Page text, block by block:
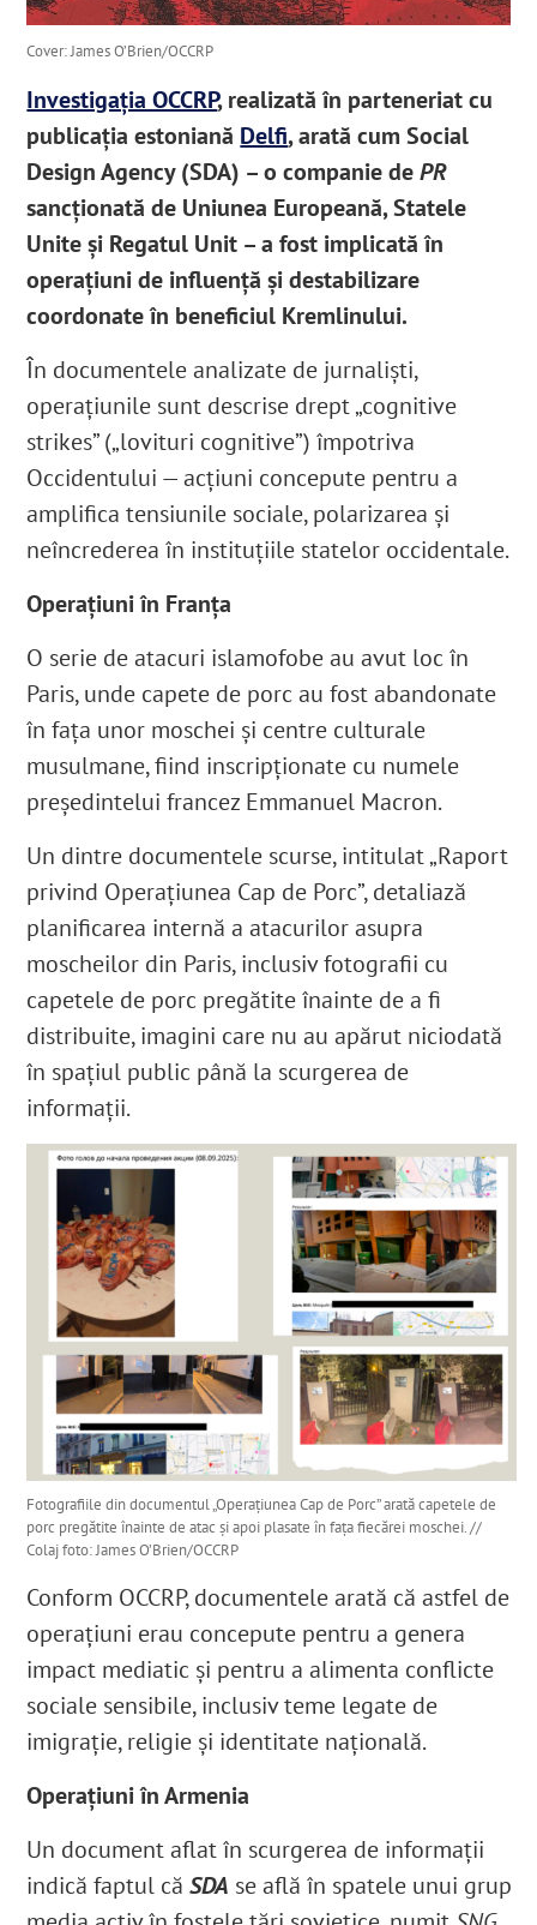
Cover: James O’Brien/OCCRP
Investigația OCCRP, realizată în parteneriat cu
publicația estoniană Delfi, arată cum Social
Design Agency (SDA) – o companie dePR
sancționată de Uniunea Europeană, Statele
Unite şi Regatul Unit – a fost implicată în
operațiuni de influență și destabilizare
coordonate în beneficiul Kremlinului.
În documentele analizate de jurnaliști,
operațiunile sunt descrise drept „cognitive
strikes” („lovituri cognitive”) împotriva
Occidentului — acțiuni concepute pentru a
amplifica tensiunile sociale, polarizarea și
neîncrederea în instituțiile statelor occidentale.
Operațiuni în Franța
O serie de atacuri islamofobe au avut loc în
Paris, unde capete de porc au fost abandonate
în fața unor moschei și centre culturale
musulmane, fiind inscripționate cu numele
președintelui francez Emmanuel Macron.
Un dintre documentele scurse, intitulat „Raport
privind Operațiunea Cap de Porc”, detaliază
planificarea internă a atacurilor asupra
moscheilor din Paris, inclusiv fotografii cu
capetele de porc pregătite înainte de a fi
distribuite, imagini care nu au apărut niciodată
în spațiul public până la scurgerea de
informaţii.
Fotografiile din documentul „Operațiunea Cap de Porc” arată capetele de
porc pregătite înainte de atac și apoi plasate în fața fiecărei moschei. //
Colaj foto: James O’Brien/OCCRP
Conform OCCRP, documentele arată că astfel de
operațiuni erau concepute pentru a genera
impact mediatic și pentru a alimenta conflicte
sociale sensibile, inclusiv teme legate de
imigrație, religie și identitate națională.
Operaţiuni în Armenia
Un document aflat în scurgerea de informații
indică faptul căSDA se află în spatele unui grup